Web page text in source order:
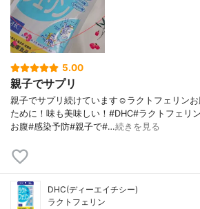
5.00
親子でサプリ
親子でサプリ続けています☺️ラクトフェリン
ために！味も美味しい！#DHC#ラクトフェリ
お腹#感染予防#親子で#…続きを見る
DHC(ディーエイチシー)
ラクトフェリン